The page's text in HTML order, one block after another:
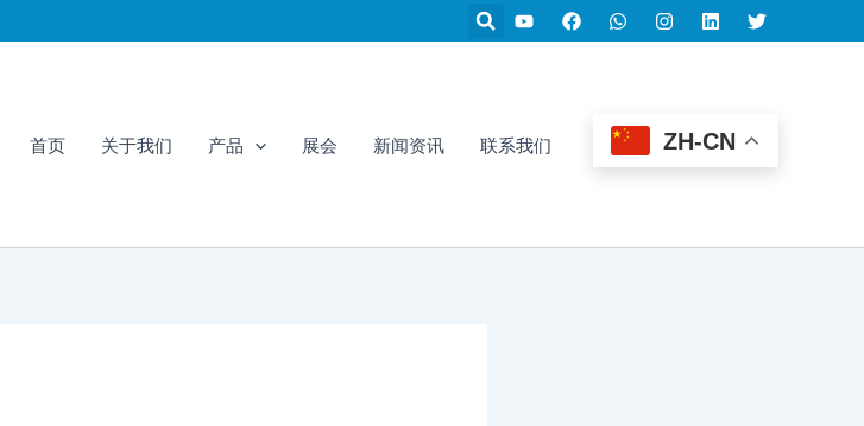
Y
o
u
F
a
c
W
h
a
p
p
I
n
s
a
L
i
n
n
T
w
i
首页 关于我们 产品 展会 新闻资讯 联系我们 ZH-CN